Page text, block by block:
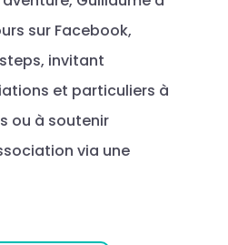
sur Facebook,
invitant
et particuliers à
ou à soutenir
via une